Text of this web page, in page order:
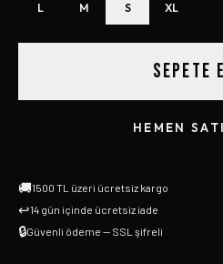
L M S XL
SEPETE
HEMEN
🚚1500 TL üzeri ücretsiz kargo
↩14 gün içinde ücretsiz iade
🔒Güvenli ödeme — SSL şifreli